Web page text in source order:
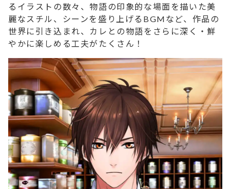
るイラストの数々、物語の印象的な場面を描いた美
麗なスチル、シーンを盛り上げるBGMなど、作品の
世界に引き込まれ、カレとの物語をさらに深く・鮮
やかに楽しめる工夫がたくさん！